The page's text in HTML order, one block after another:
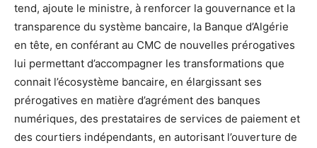
tend, ajoute le ministre, à renforcer la gouvernance et la
transparence du système bancaire, la Banque d’Algérie
en tête, en conférant au CMC de nouvelles prérogatives
lui permettant d’accompagner les transformations que
connait l’écosystème bancaire, en élargissant ses
prérogatives en matière d’agrément des banques
numériques, des prestataires de services de paiement et
des courtiers indépendants, en autorisant l’ouverture de